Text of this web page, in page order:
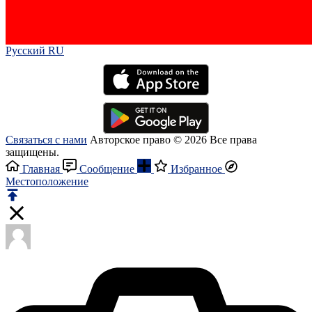
Русский RU‎
Связаться с нами Авторское право © 2026 Все права
защищены.
Главная
Сообщение
Избранное
Местоположение